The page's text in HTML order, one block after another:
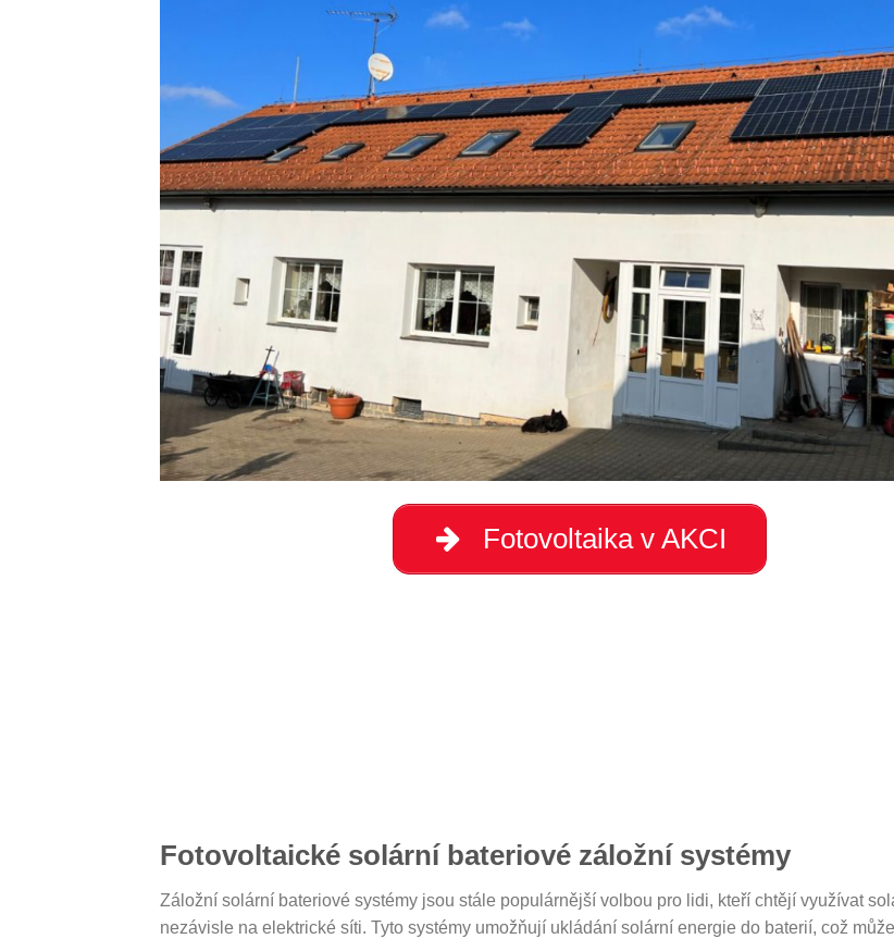
Fotovoltaika v AKCI
Fotovoltaické solární bateriové záložní systémy
Záložní solární bateriové systémy jsou stále populárnější volbou pro lidi, kteří chtějí využívat
nezávisle na elektrické síti. Tyto systémy umožňují ukládání solární energie do baterií, což